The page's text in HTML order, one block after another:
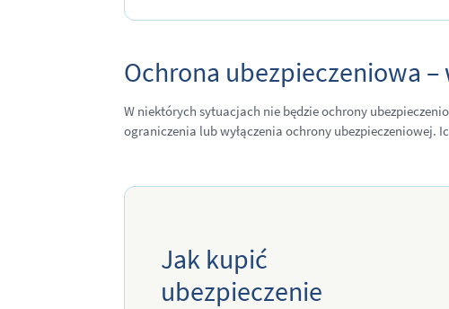
Ochrona ubezpieczeniowa –
W niektórych sytuacjach nie będzie ochrony
ograniczenia lub wyłączenia ochrony ubezpieczeniowej.
Jak kupić
ubezpieczenie